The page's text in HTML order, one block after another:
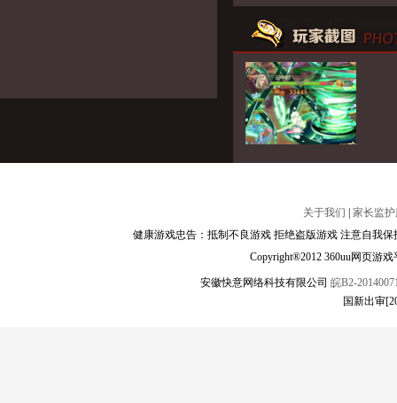
关于我们
家长监
健康游戏忠告：抵制不良游戏 拒绝盗版游戏 注意自我
Copyright®2012 360uu网页游
安徽快意网络科技有限公司 皖B2-
国新出审